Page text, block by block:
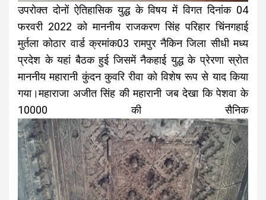
उपरोक्त दोनों ऐतिहासिक युद्ध के विषय में विगत दिनांक 04
फरवरी 2022 को माननीय राजकरण सिंह परिहार चिंनगहाई
मुर्तला कोठार वार्ड क्रमांक03 रामपुर नैकिन जिला सीधी मध्य
प्रदेश के यहां बैठक हुई जिसमें नैकहाई युद्ध के प्रेरणा स्रोत
माननीय महारानी कुंदन कुवरि रीवा को विशेष रूप से याद किया
गया।महाराजा अजीत सिंह की महारानी जब देखा कि पेशवा के
10000 की सैनिक